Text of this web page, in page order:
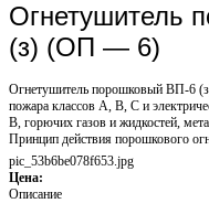
Огнетушитель
(з) (ОП — 6)
Огнетушитель порошковый ВП-6
пожара классов А, В, С и
В, горючих газов и жидкостей,
Принцип действия порошкового
pic_53b6be078f653.jpg
Цена:
Описание